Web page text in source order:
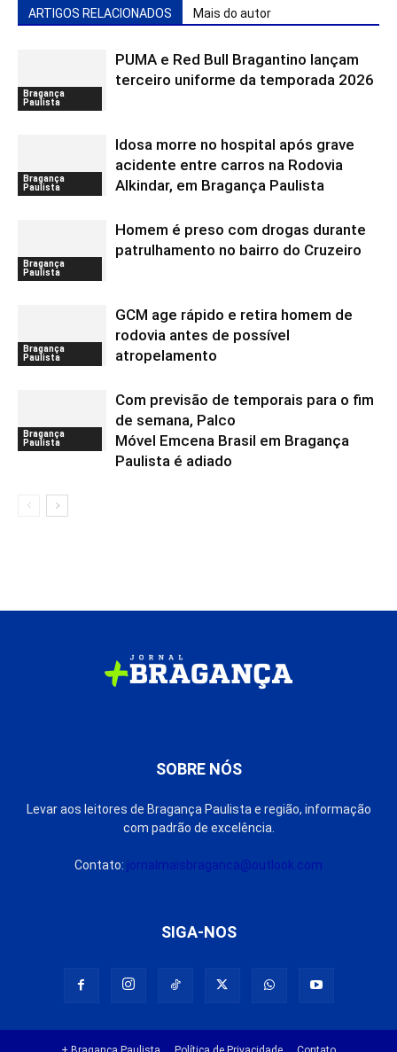
ARTIGOS RELACIONADOS Mais do autor
Bragança
Paulista
PUMA e Red Bull Bragantino lançam
terceiro uniforme da temporada 2026
Bragança
Paulista
Idosa morre no hospital após grave
acidente entre carros na Rodovia
Alkindar, em Bragança Paulista
Bragança
Paulista
Homem é preso com drogas durante
patrulhamento no bairro do Cruzeiro
Bragança
Paulista
GCM age rápido e retira homem de
rodovia antes de possível
atropelamento
Bragança
Paulista
Com previsão de temporais para o fim
de semana, Palco
Móvel Emcena Brasil em Bragança
Paulista é adiado
SOBRE NÓS
Levar aos leitores de Bragança Paulista e região, informação
com padrão de excelência.
Contato: jornalmaisbraganca@outlook.com
SIGA-NOS